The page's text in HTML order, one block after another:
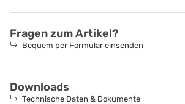
Fragen zum Artikel?
Bequem per Formular einsenden
Downloads
Technische Daten & Dokumente